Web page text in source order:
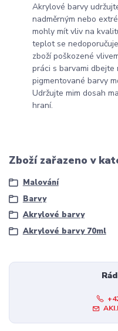
Akrylové barvy
nadměrným nebo
mohly mít vliv na
teplot se
zboží poškozené
práci s barvami dbejte
pigmentované barvy
Udržujte mim dosah
hraní.
Zboží zařazeno v
Malování
Barvy
Akrylové barvy
Akrylové barvy 70ml